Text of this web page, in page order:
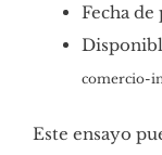
Fecha
comercio-
Este ensayo